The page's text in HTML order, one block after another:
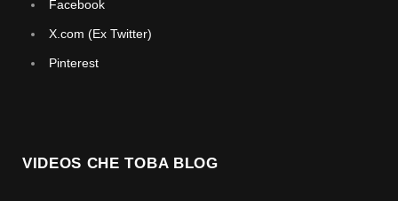
Facebook
X.com (Ex Twitter)
Pinterest
VIDEOS CHE TOBA BLOG